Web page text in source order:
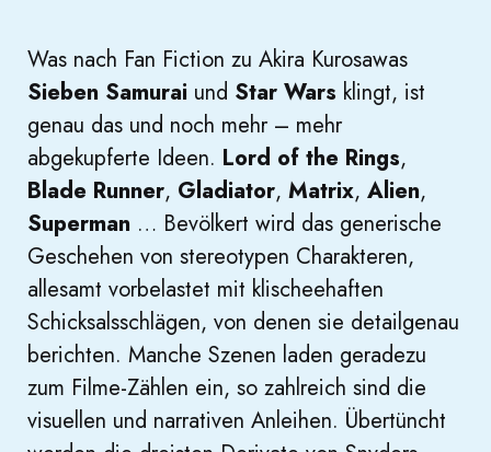
Was nach Fan Fiction zu Akira Kurosawas
Sieben Samurai und Star Wars klingt, ist
genau das und noch mehr – mehr
abgekupferte Ideen. Lord of the Rings,
Blade Runner, Gladiator, Matrix, Alien,
Superman … Bevölkert wird das generische
Geschehen von stereotypen Charakteren,
allesamt vorbelastet mit klischeehaften
Schicksalsschlägen, von denen sie detailgenau
berichten. Manche Szenen laden geradezu
zum Filme-Zählen ein, so zahlreich sind die
visuellen und narrativen Anleihen. Übertüncht